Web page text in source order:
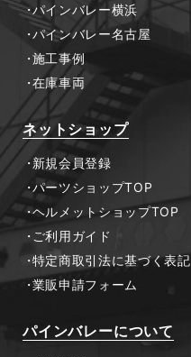
パインバレー横浜
パインバレー名古屋
施工事例
在庫車両
ネットショップ
新規会員登録
パーツショップTOP
ヘルメットショップTOP
ご利用ガイド
特定商取引法に基づく表記
業販申請フォーム
パインバレーについて